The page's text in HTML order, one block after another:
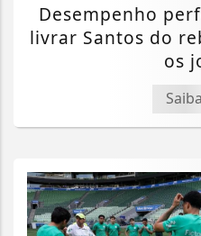
Desempenho
livrar Santos do
os